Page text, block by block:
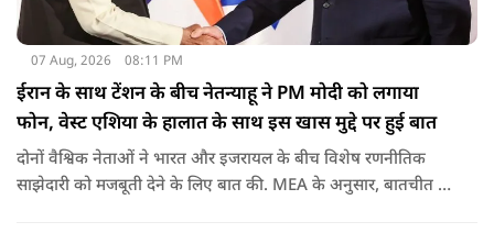
07 Aug, 2026 08:11 PM
ईरान के साथ टेंशन के बीच नेतन्याहू ने PM मोदी को लगाया
फोन, वेस्ट एशिया के हालात के साथ इस खास मुद्दे पर हुई बात
दोनों वैश्विक नेताओं ने भारत और इजरायल के बीच विशेष रणनीतिक
साझेदारी को मजबूती देने के ल‍िए बात की. MEA के अनुसार, बातचीत की